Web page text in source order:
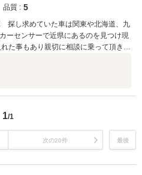
品質 : 5
し求めていた車は関東や北海道、九
ーセンサーで近県にあるのを見つけ現
た事もあり親切に相談に乗って頂き試
ビスしてカーテンも付けてもらった。
ったのでお礼に 金沢駅まで送ってあげ
経ち燃料入れたり車体を磨こうとバス
）近県で近いしこれからも長～いお付
1/1
次の20件 最後